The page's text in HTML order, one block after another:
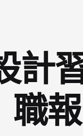
計
職